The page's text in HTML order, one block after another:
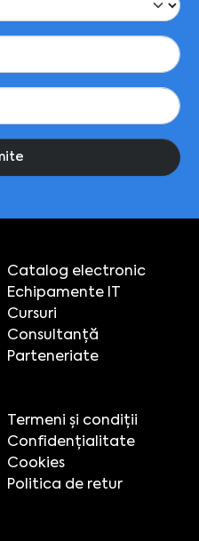
Catalog electronic
Echipamente IT
Cursuri
Consultanță
Parteneriate
Termeni și condiții
Confidențialitate
Cookies
Politica de retur